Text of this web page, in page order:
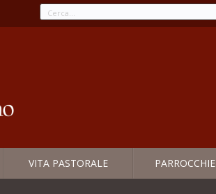
VITA PASTORALE PARROCCHIE